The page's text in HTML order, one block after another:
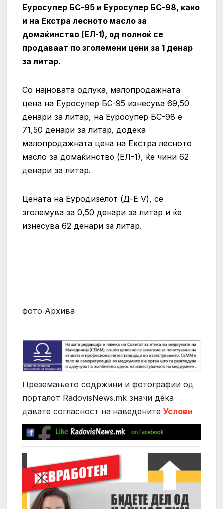
Еуросупер БС-95 и Еуросупер БС-98, како
и на Екстра лесното масло за
домаќинство (ЕЛ-1), од полноќ се
продаваат по зголемени цени за 1 денар
за литар.
Со најновата одлука, малопродажната
цена на Еуросупер БС-95 изнесува 69,50
денари за литар, на Еуросупер БС-98 е
71,50 денари за литар, додека
малопродажната цена на Екстра лесното
масло за домаќинство (ЕЛ-1), ќе чини 62
денари за литар.
Цената на Еуродизелот (Д-Е V), се
зголемува за 0,50 денари за литар и ќе
изнесува 62 денари за литар.
фото Архива
Преземањето содржини и фотографии од
порталот RadovisNews.mk значи дека
давате согласност на нaведените Услови